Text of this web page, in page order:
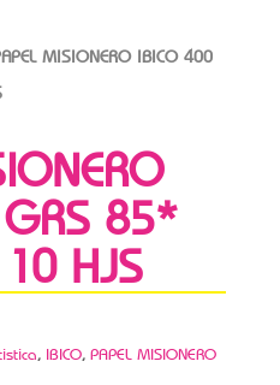
MISIONERO IBICO 400
85*
HJS
, IBICO, PAPEL MISIONERO